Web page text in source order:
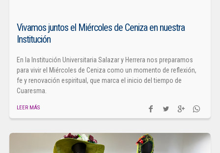
Vivamos juntos el Miércoles de Ceniza en nuestra
Institución
En la Institución Universitaria Salazar y Herrera nos preparamos
para vivir el Miércoles de Ceniza como un momento de reflexión,
fe y renovación espiritual, que marca el inicio del tiempo de
Cuaresma.
LEER MÁS